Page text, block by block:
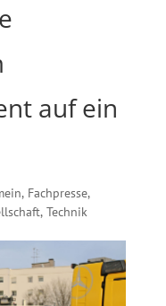
auf ein
, Fachpresse,
, Technik